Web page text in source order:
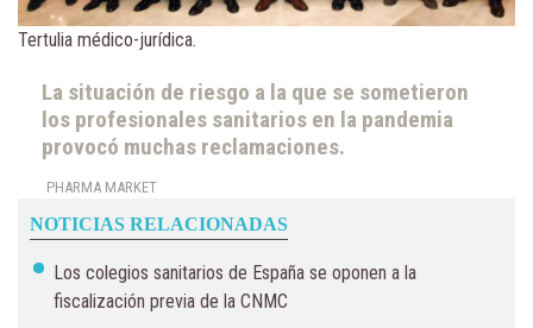
Tertulia médico-jurídica.
La situación de riesgo a la que se sometieron
los profesionales sanitarios en la pandemia
provocó muchas reclamaciones.
PHARMA MARKET
NOTICIAS RELACIONADAS
Los colegios sanitarios de España se oponen a la
fiscalización previa de la CNMC